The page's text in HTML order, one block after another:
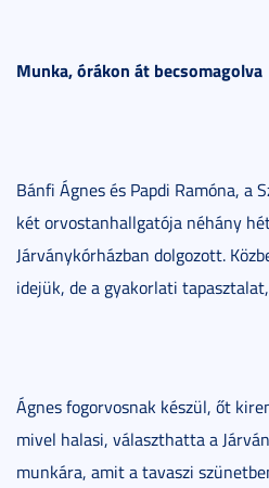
Munka, órákon át becsomagolva
Bánfi Ágnes és Papdi Ramóna, a
két orvostanhallgatója néhány
Járványkórházban dolgozott.
idejük, de a gyakorlati
Ágnes fogorvosnak készül, őt
mivel halasi, választhatta a
munkára, amit a tavaszi